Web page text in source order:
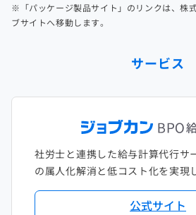
※「パッケージ製品サイト」のリンクは、株
ブサイトへ移動します。
サービス
社労士と連携した給与計算代行サ
の属人化解消と低コスト化を実現
公式サイト